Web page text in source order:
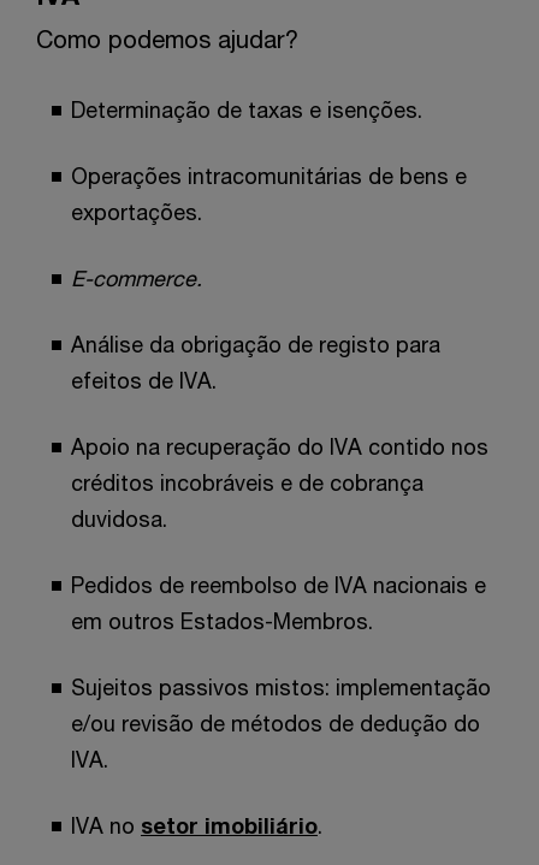
Como podemos ajudar?
Determinação de taxas e isenções.
Operações intracomunitárias de bens e
exportações.
E-commerce.
Análise da obrigação de registo para
efeitos de IVA.
Apoio na recuperação do IVA contido nos
créditos incobráveis e de cobrança
duvidosa.
Pedidos de reembolso de IVA nacionais e
em outros Estados-Membros.
Sujeitos passivos mistos: implementação
e/ou revisão de métodos de dedução do
IVA.
IVA no setor imobiliário.